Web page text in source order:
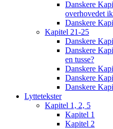
Danskere
overhovedet
Danskere
Kapitel 21-25
Danskere
Danskere
en tusse?
Danskere
Danskere
Danskere
Lyttetekster
Kapitel 1, 2, 5
Kapitel 1
Kapitel 2